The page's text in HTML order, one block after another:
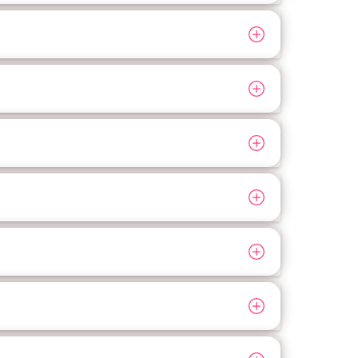
много пить?». Так человек не берет на себя
скандалить;
натрий хлорида, успокаивающие
вывода из запоя составляется
Клиент сообщает жалобы, говорит обо всем
с зависимостью.
тахикардия, недостаточность миокарда.
Есть риск появления бессонницы,
не дает гарантию 100%-ного результата.
применяется подход с учетом
рекомендации врача, шанс добиться ремиссии
организма хуже расщепляют этанол.